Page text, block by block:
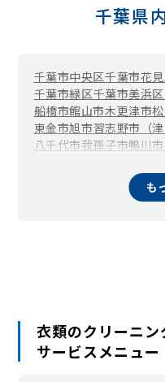
千葉県
千葉市中央区千葉市花
千葉市緑区千葉市美浜区
船橋市館山市木更津市
東金市旭市習志野市（津
八千代市我孫子市鴨川市
いすみ市
九十九里町
も
衣類のクリーニン
サービスメニュー